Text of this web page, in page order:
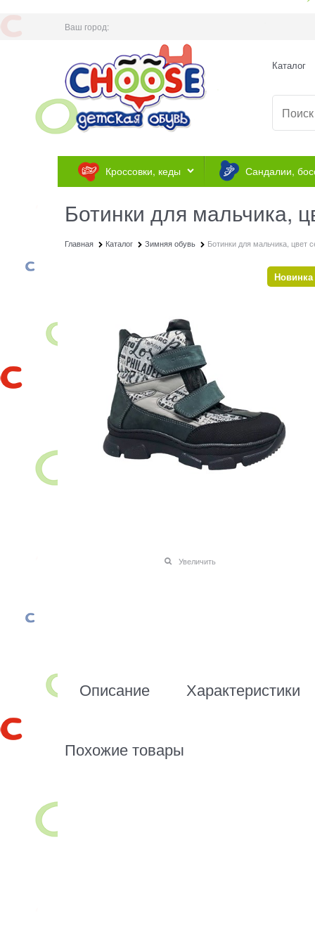
Ваш город:
Каталог
Кроссовки, кеды Сандалии,
Ботинки для мальчика,
Главная Каталог Зимняя обувь Ботинки для мальчика, цвет
Новинка
Увеличить
Описание Характеристики
Похожие товары